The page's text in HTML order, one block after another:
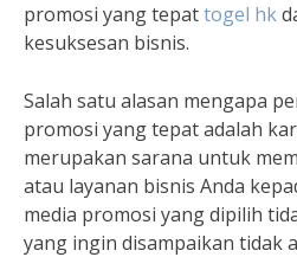
promosi yang tepattogel hk
kesuksesan bisnis.
Salah satu alasan mengapa
promosi yang tepat adalah
merupakan sarana untuk
atau layanan bisnis Anda
media promosi yang dipilih
yang ingin disampaikan tidak